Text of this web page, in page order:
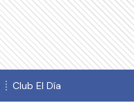
Club El Día